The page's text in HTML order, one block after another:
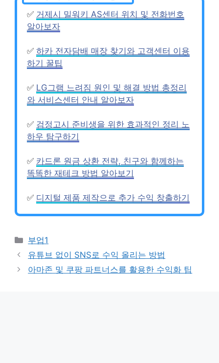
✅ 거제시 밀워키 AS센터 위치 및 전화번호
알아보자
✅ 하카 전자담배 매장 찾기와 고객센터 이용
하기 꿀팁
✅ LG그램 느려짐 원인 및 해결 방법 총정리
와 서비스센터 안내 알아보자
✅ 검정고시 준비생을 위한 효과적인 정리 노
하우 탐구하기
✅ 카드론 원금 상환 전략, 친구와 함께하는
똑똑한 재테크 방법 알아보기
✅ 디지털 제품 제작으로 추가 수익 창출하기
카
테
고
리
부업1
유튜브 없이 SNS로 수익 올리는 방법
아마존 및 쿠팡 파트너스를 활용한 수익화 팁